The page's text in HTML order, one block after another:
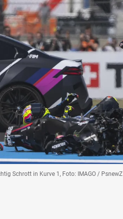
Schrott in Kurve 1, Foto: IMAGO / PsnewZ